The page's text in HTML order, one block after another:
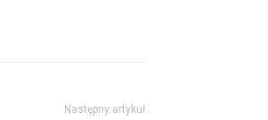
Następny artykuł